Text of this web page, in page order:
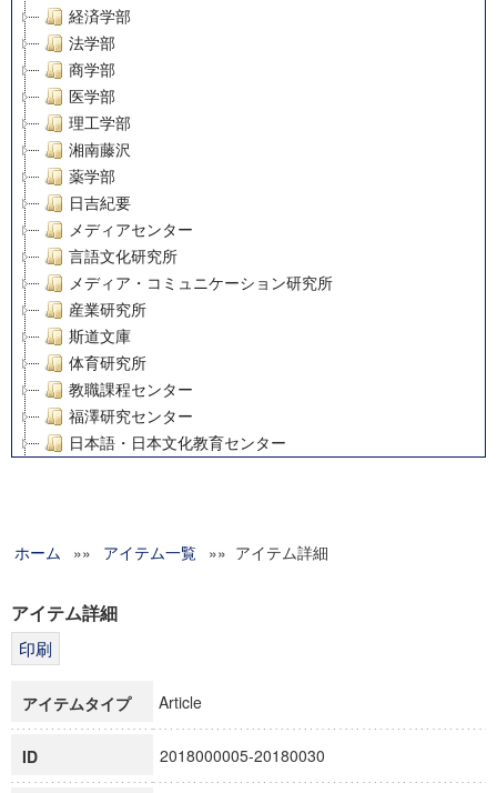
経済学部
法学部
商学部
医学部
理工学部
湘南藤沢
薬学部
日吉紀要
メディアセンター
言語文化研究所
メディア・コミュニケーション研究所
産業研究所
斯道文庫
体育研究所
教職課程センター
福澤研究センター
日本語・日本文化教育センター
グローバルリサーチインスティテュート
科学研究費補助金研究成果報告書
博士課程教育リーディングプログラム「超成熟社会発展のサ
ホーム »» アイテム一覧 »» アイテム詳細
アイテム詳細
アイテムタイプ Article
ID 2018000005-20180030